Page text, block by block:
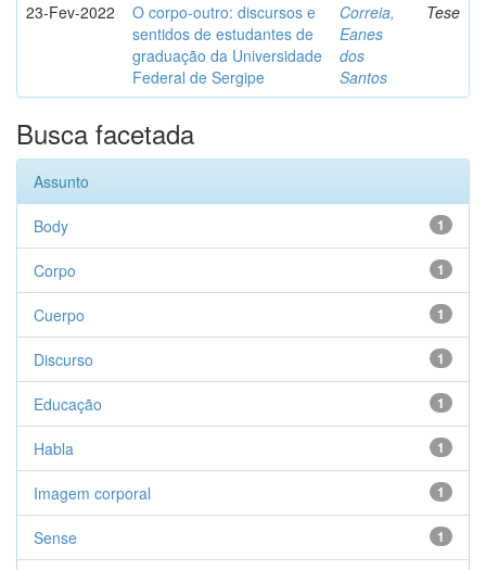
23-Fev-2022
O corpo-outro: discursos e
sentidos de estudantes de
graduação da Universidade
Federal de Sergipe
Correia,
Eanes
dos
Santos
Tese
Busca facetada
Assunto
1
Body
1
Corpo
1
Cuerpo
1
Discurso
1
Educação
1
Habla
1
Imagem corporal
1
Sense